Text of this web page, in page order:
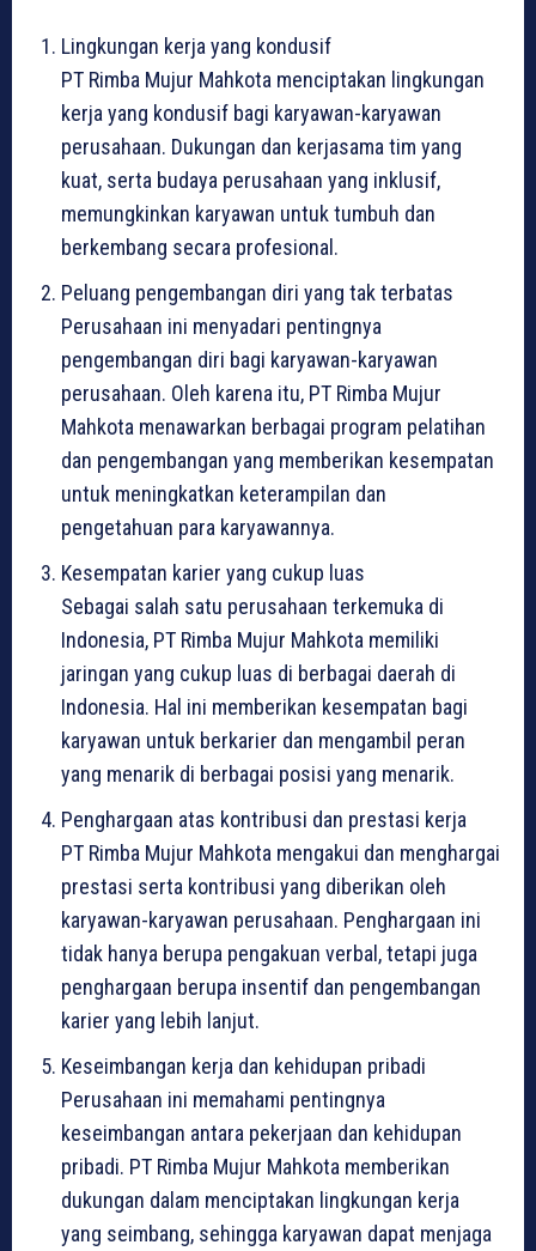
Lingkungan kerja yang kondusif
PT Rimba Mujur Mahkota menciptakan lingkungan
kerja yang kondusif bagi karyawan-karyawan
perusahaan. Dukungan dan kerjasama tim yang
kuat, serta budaya perusahaan yang inklusif,
memungkinkan karyawan untuk tumbuh dan
berkembang secara profesional.
Peluang pengembangan diri yang tak terbatas
Perusahaan ini menyadari pentingnya
pengembangan diri bagi karyawan-karyawan
perusahaan. Oleh karena itu, PT Rimba Mujur
Mahkota menawarkan berbagai program pelatihan
dan pengembangan yang memberikan kesempatan
untuk meningkatkan keterampilan dan
pengetahuan para karyawannya.
Kesempatan karier yang cukup luas
Sebagai salah satu perusahaan terkemuka di
Indonesia, PT Rimba Mujur Mahkota memiliki
jaringan yang cukup luas di berbagai daerah di
Indonesia. Hal ini memberikan kesempatan bagi
karyawan untuk berkarier dan mengambil peran
yang menarik di berbagai posisi yang menarik.
Penghargaan atas kontribusi dan prestasi kerja
PT Rimba Mujur Mahkota mengakui dan menghargai
prestasi serta kontribusi yang diberikan oleh
karyawan-karyawan perusahaan. Penghargaan ini
tidak hanya berupa pengakuan verbal, tetapi juga
penghargaan berupa insentif dan pengembangan
karier yang lebih lanjut.
Keseimbangan kerja dan kehidupan pribadi
Perusahaan ini memahami pentingnya
keseimbangan antara pekerjaan dan kehidupan
pribadi. PT Rimba Mujur Mahkota memberikan
dukungan dalam menciptakan lingkungan kerja
yang seimbang, sehingga karyawan dapat menjaga